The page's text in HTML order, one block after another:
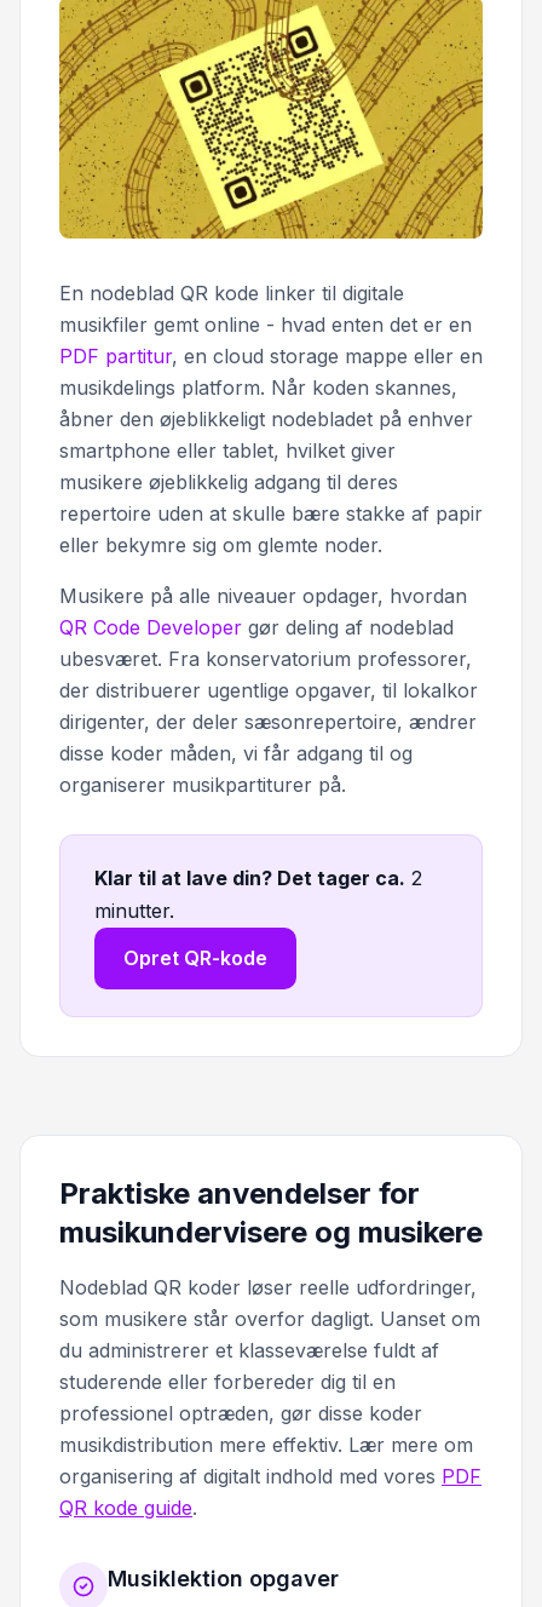
En nodeblad QR kode linker til digitale
musikfiler gemt online - hvad enten det er en
PDF partitur, en cloud storage mappe eller en
musikdelings platform. Når koden skannes,
åbner den øjeblikkeligt nodebladet på enhver
smartphone eller tablet, hvilket giver
musikere øjeblikkelig adgang til deres
repertoire uden at skulle bære stakke af papir
eller bekymre sig om glemte noder.
Musikere på alle niveauer opdager, hvordan
QR Code Developer gør deling af nodeblad
ubesværet. Fra konservatorium professorer,
der distribuerer ugentlige opgaver, til lokalkor
dirigenter, der deler sæsonrepertoire, ændrer
disse koder måden, vi får adgang til og
organiserer musikpartiturer på.
Klar til at lave din? Det tager ca. 2
minutter.
Opret QR-kode
Praktiske anvendelser for
musikundervisere og musikere
Nodeblad QR koder løser reelle udfordringer,
som musikere står overfor dagligt. Uanset om
du administrerer et klasseværelse fuldt af
studerende eller forbereder dig til en
professionel optræden, gør disse koder
musikdistribution mere effektiv. Lær mere om
organisering af digitalt indhold med vores PDF
QR kode guide.
Musiklektion opgaver